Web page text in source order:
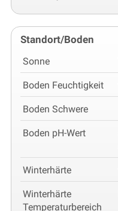
Standort/Boden
Sonne
Boden Feuchtigkeit
Boden Schwere
Boden pH-Wert
Winterhärte
Winterhärte
Temperaturbereich